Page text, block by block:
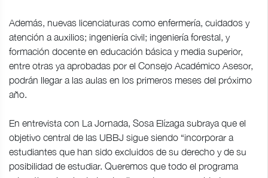
Además, nuevas licenciaturas como enfermería, cuidados y
atención a auxilios; ingeniería civil; ingeniería forestal, y
formación docente en educación básica y media superior,
entre otras ya aprobadas por el Consejo Académico Asesor,
podrán llegar a las aulas en los primeros meses del próximo
año.
En entrevista con La Jornada, Sosa Elízaga subraya que el
objetivo central de las UBBJ sigue siendo “incorporar a
estudiantes que han sido excluidos de su derecho y de su
posibilidad de estudiar. Queremos que todo el programa